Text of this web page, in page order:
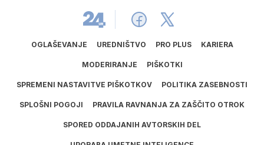
OGLAŠEVANJE UREDNIŠTVO PRO PLUS KARIERA
MODERIRANJE PIŠKOTKI
SPREMENI NASTAVITVE PIŠKOTKOV POLITIKA ZASEBNOSTI
SPLOŠNI POGOJI PRAVILA RAVNANJA ZA ZAŠČITO OTROK
SPORED ODDAJANIH AVTORSKIH DEL